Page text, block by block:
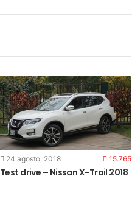
24 agosto, 2018 15.765
Test drive – Nissan X-Trail 2018